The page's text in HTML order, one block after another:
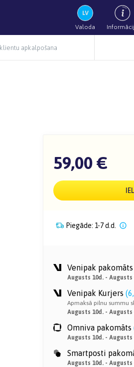
Valoda
apkalpošana
59,00 €
Piegāde: 1-7 d.d.
Venipak pakomāts
Augusts 10d. - Augusts
Venipak Kurjers (
Apmaksā pilnu summu
Augusts 10d. - Augusts
Omniva pakomāts
Augusts 10d. - Augusts
Smartposti
Augusts 10d. - Augusts